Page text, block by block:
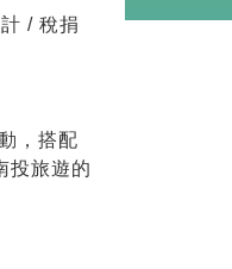
/ 稅捐
，搭配
投旅遊的